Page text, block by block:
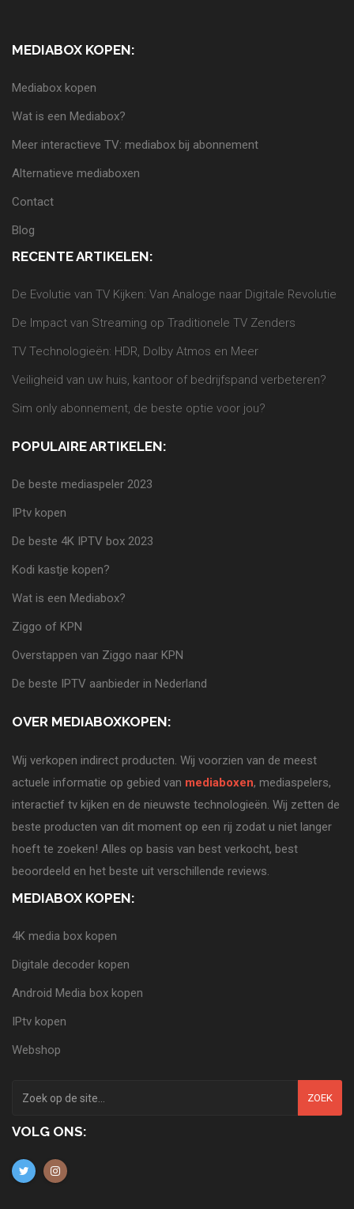
MEDIABOX KOPEN:
Mediabox kopen
Wat is een Mediabox?
Meer interactieve TV: mediabox bij abonnement
Alternatieve mediaboxen
Contact
Blog
RECENTE ARTIKELEN:
De Evolutie van TV Kijken: Van Analoge naar Digitale Revolutie
De Impact van Streaming op Traditionele TV Zenders
TV Technologieën: HDR, Dolby Atmos en Meer
Veiligheid van uw huis, kantoor of bedrijfspand verbeteren?
Sim only abonnement, de beste optie voor jou?
POPULAIRE ARTIKELEN:
De beste mediaspeler 2023
IPtv kopen
De beste 4K IPTV box 2023
Kodi kastje kopen?
Wat is een Mediabox?
Ziggo of KPN
Overstappen van Ziggo naar KPN
De beste IPTV aanbieder in Nederland
OVER MEDIABOXKOPEN:
Wij verkopen indirect producten. Wij voorzien van de meest
actuele informatie op gebied van mediaboxen, mediaspelers,
interactief tv kijken en de nieuwste technologieën. Wij zetten de
beste producten van dit moment op een rij zodat u niet langer
hoeft te zoeken! Alles op basis van best verkocht, best
beoordeeld en het beste uit verschillende reviews.
MEDIABOX KOPEN:
4K media box kopen
Digitale decoder kopen
Android Media box kopen
IPtv kopen
Webshop
ZOEK
VOLG ONS: